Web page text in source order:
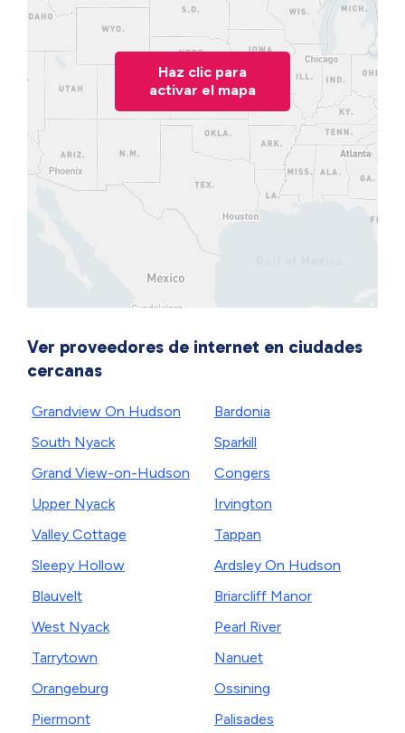
Haz clic para
activar el mapa
Ver proveedores de internet en ciudades
cercanas
Grandview On Hudson
South Nyack
Grand View-on-Hudson
Upper Nyack
Valley Cottage
Sleepy Hollow
Blauvelt
West Nyack
Tarrytown
Orangeburg
Piermont
Bardonia
Sparkill
Congers
Irvington
Tappan
Ardsley On Hudson
Briarcliff Manor
Pearl River
Nanuet
Ossining
Palisades